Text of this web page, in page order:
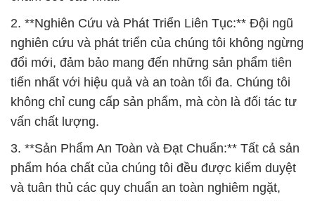
2. **Nghiên Cứu và Phát Triển Liên Tục:** Đội ngũ
nghiên cứu và phát triển của chúng tôi không ngừng
đổi mới, đảm bảo mang đến những sản phẩm tiên
tiến nhất với hiệu quả và an toàn tối đa. Chúng tôi
không chỉ cung cấp sản phẩm, mà còn là đối tác tư
vấn chất lượng.
3. **Sản Phẩm An Toàn và Đạt Chuẩn:** Tất cả sản
phẩm hóa chất của chúng tôi đều được kiểm duyệt
và tuân thủ các quy chuẩn an toàn nghiêm ngặt,